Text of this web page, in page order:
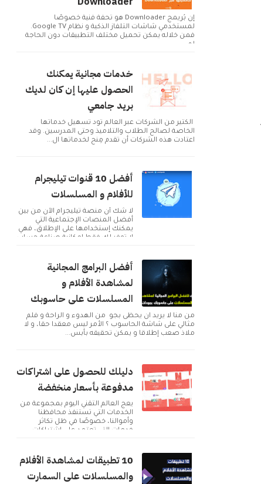
إن بُريمج Downloader هو تحفة فنية خصوصًا
لمستخدمي شاشات التلفاز الذكية و نظام Google TV.
فمن خلاله يمكن تحميل مختلف التطبيقات دون الحاجة
لم...
خدمات مجانية يمكنك
الحصول عليها إن كان لديك
بريد جامعي
الكثير من الشركات عبر العالم تود تسهيل خدماتها
الخاصة لصالح الطلاب والتلاميذ وحتى المدرسين. وقد
اعتادت هذه الشركات أن تقدم مِنح لخدماتها ال...
أفضل 10 قنوات تيليجرام
للأفلام و المسلسلات
لا شك أن منصة تيليجرام الآن من بين
أفضل المنصات الإجتماعية التي
يمكنك إستخدامها على الإطلاق، فهي
لا توفر لك فقط إمكانية صناعة حساب
أفضل البرامج المجانية
لمشاهدة الأفلام و
المسلسلات على حاسوبك
من منا لا يريد ان يحظى بجو من الهدوء و الراحة و فلم
مثالي على شاشة الحاسوب ؟ الأمر ليس معقدا حقا، و لا
ملاذ صعب إطلاقا و يمكن تحقيقه بأبس...
دليلك للحصول على اشتراكات
مدفوعة بأسعار منخفضة
يعج العالم التقني اليوم بمجموعة من
الخدمات التي تستنفذ محافظنا
وأموالنا، خصوصًا في ظل تكاثر
خدمات التي تعتمد على اشتراكات
10 تطبيقات لمشاهدة الأفلام
والمسلسلات على السمارت